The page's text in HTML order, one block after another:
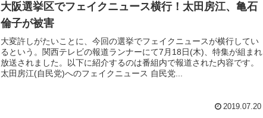
大阪選挙区でフェイクニュース横行！太田房江、亀石
倫子が被害
大変許しがたいことに、今回の選挙でフェイクニュースが横行してい
るという。関西テレビの報道ランナーにて7月18日(木)、特集が組まれ
放送されました。以下に紹介するのは番組内で報道された内容です。
太田房江(自民党)へのフェイクニュース 自民党...
2019.07.20